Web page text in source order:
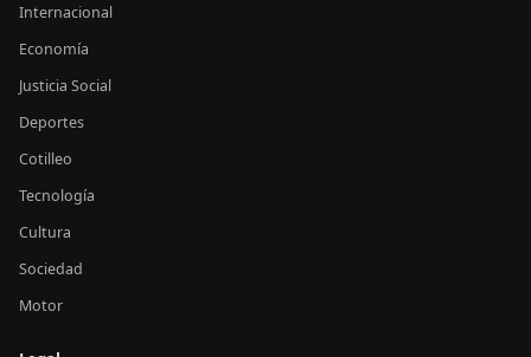
Internacional
Economía
Justicia Social
Deportes
Cotilleo
Tecnología
Cultura
Sociedad
Motor